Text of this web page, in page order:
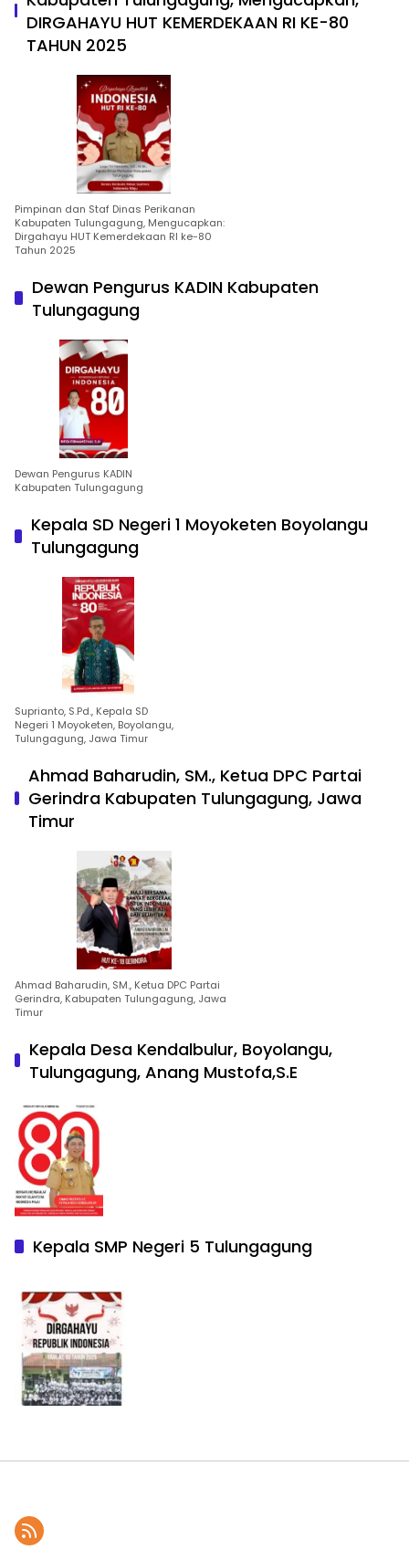
DIRGAHAYU HUT KEMERDEKAAN RI KE-80
TAHUN 2025
Pimpinan dan Staf Dinas Perikanan
Kabupaten Tulungagung, Mengucapkan:
Dirgahayu HUT Kemerdekaan RI ke-80
Tahun 2025
Dewan Pengurus KADIN Kabupaten
Tulungagung
Dewan Pengurus KADIN
Kabupaten Tulungagung
Kepala SD Negeri 1 Moyoketen Boyolangu
Tulungagung
Suprianto, S.Pd., Kepala SD
Negeri 1 Moyoketen, Boyolangu,
Tulungagung, Jawa Timur
Ahmad Baharudin, SM., Ketua DPC Partai
Gerindra Kabupaten Tulungagung, Jawa
Timur
Ahmad Baharudin, SM., Ketua DPC Partai
Gerindra, Kabupaten Tulungagung, Jawa
Timur
Kepala Desa Kendalbulur, Boyolangu,
Tulungagung, Anang Mustofa,S.E
Kepala SMP Negeri 5 Tulungagung